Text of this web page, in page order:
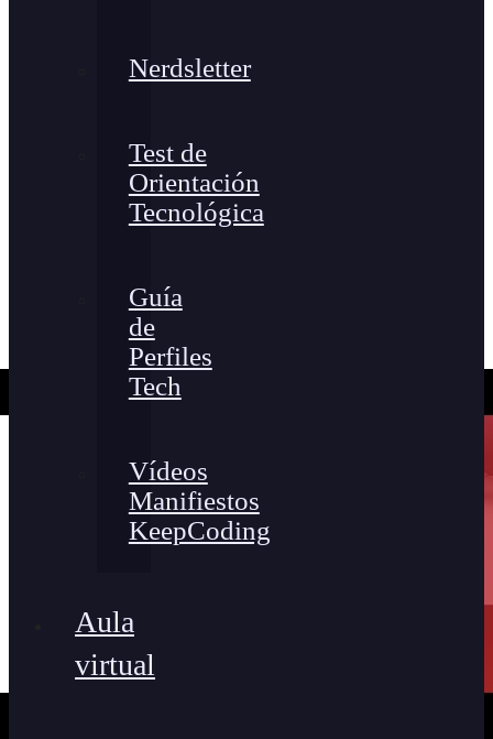
Nerdsletter
Test de
Orientación
Tecnológica
Guía
de
Perfiles
Tech
Vídeos
Manifiestos
KeepCoding
Aula
virtual